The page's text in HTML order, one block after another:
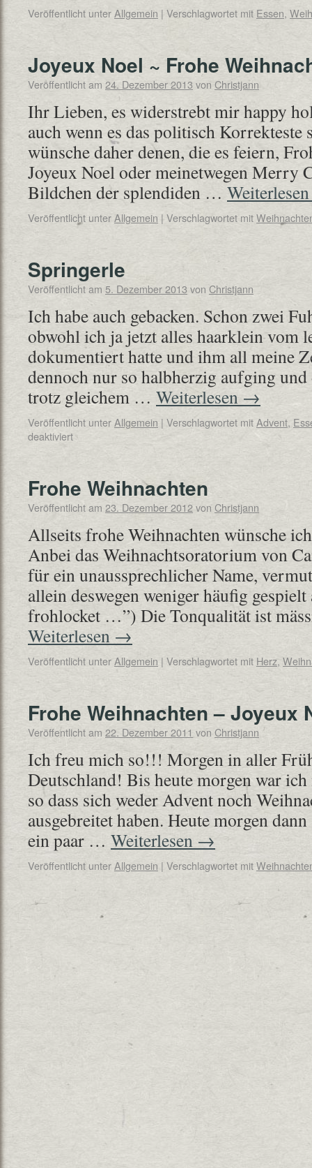
Veröffentlicht unterAllgemein | Verschlagwortet mit Essen,
Joyeux Noel ~ Frohe
Veröffentlicht am 24. Dezember 2013 von Christjann
Ihr Lieben, es widerstrebt mir happy
auch wenn es das politisch Korrekteste
wünsche daher denen, die es feiern,
Joyeux Noel oder meinetwegen Merry
Bildchen der splendiden …
Veröffentlicht unterAllgemein | Verschlagwortet mit
Springerle
Veröffentlicht am 5. Dezember 2013von Christjann
Ich habe auch gebacken. Schon zwei
obwohl ich ja jetzt alles haarklein vom
dokumentiert hatte und ihm all meine
dennoch nur so halbherzig aufging und
trotz gleichem … Weiterlesen→
Veröffentlicht unterAllgemein | Verschlagwortet mitAdvent,
deaktiviert
Frohe Weihnachten
Veröffentlicht am 23. Dezember 2012 von Christjann
Allseits frohe Weihnachten wünsche
Anbei das Weihnachtsoratorium von
für ein unaussprechlicher Name,
allein deswegen weniger häufig gespielt
frohlocket …”) Die Tonqualität ist
Weiterlesen →
Veröffentlicht unterAllgemein | Verschlagwortet mit Herz,
Frohe Weihnachten – Joyeux
Veröffentlicht am 22. Dezember 2011 von Christjann
Ich freu mich so!!! Morgen in aller
Deutschland! Bis heute morgen war
so dass sich weder Advent noch
ausgebreitet haben. Heute morgen
ein paar … Weiterlesen →
Veröffentlicht unterAllgemein | Verschlagwortet mit